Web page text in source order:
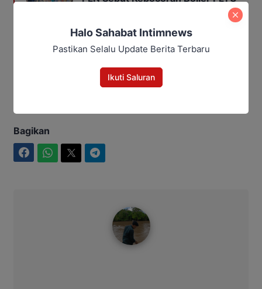
Editor: Andrian
Kalteng katingan
Bagikan
Halo Sahabat Intimnews
Pastikan Selalu Update Berita Terbaru
Ikuti Saluran